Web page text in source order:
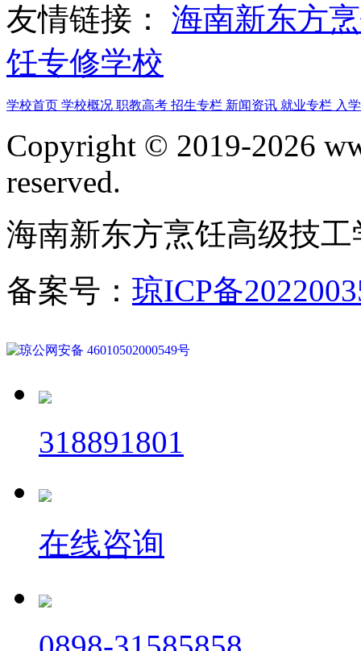
友情链接：
海南新东方
饪专修学校
学校首页 学校概况 职教高考 招生专栏 新闻资讯 就业专栏 入
Copyright © 2019-2026
reserved.
海南新东方烹饪高级技
备案号： 琼ICP备
琼公网安备 46010502000549号
318891801
在线咨询